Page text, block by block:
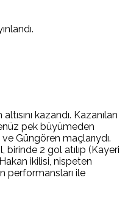
kazandı. Kazanılan
pek büyümeden
Güngören maçlarıydı.
2 gol atılıp (Kayeri
ikilisi, nispeten
performansları ile